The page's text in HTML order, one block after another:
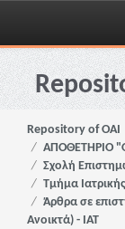
Skip
navigation
Repository of OAI
ΑΠΟΘΕΤΗΡΙΟ
Σχολή
Τμήμα Ιατρικής
Άρθρα σε
Ανοικτά) - ΙΑΤ